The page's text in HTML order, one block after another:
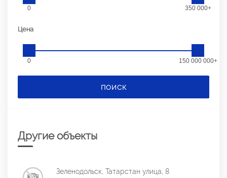
0 350 000+
Цена
0 150 000 000+
ПОИСК
Другие объекты
Зеленодольск, Татарстан улица, 8